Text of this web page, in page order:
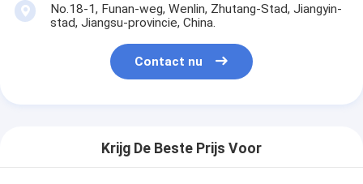
No.18-1, Funan-weg, Wenlin, Zhutang-Stad, Jiangyin-
stad, Jiangsu-provincie, China.
Contact nu
Krijg De Beste Prijs Voor